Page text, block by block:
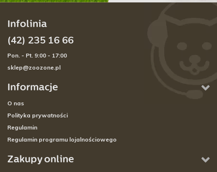
Informacje
O nas
Polityka prywatności
Regulamin
Regulamin programu lojalnościowego
Zakupy online
Infolinia
(42) 235 16 66
Pon. - Pt. 9:00 - 17:00
sklep@zoozone.pl